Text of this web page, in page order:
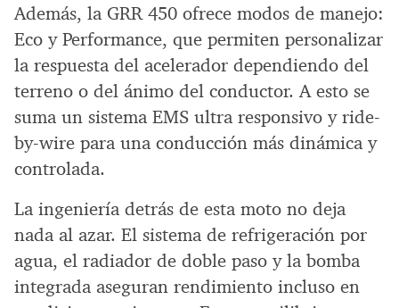
Además, la GRR 450 ofrece modos de manejo:
Eco y Performance, que permiten personalizar
la respuesta del acelerador dependiendo del
terreno o del ánimo del conductor. A esto se
suma un sistema EMS ultra responsivo y ride-
by-wire para una conducción más dinámica y
controlada.
La ingeniería detrás de esta moto no deja
nada al azar. El sistema de refrigeración por
agua, el radiador de doble paso y la bomba
integrada aseguran rendimiento incluso en